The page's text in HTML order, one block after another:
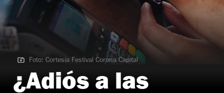
Foto: Cortesía Festival Corona Capital
Foto: Cortesía Festival Corona Capital
¿Adiós a las